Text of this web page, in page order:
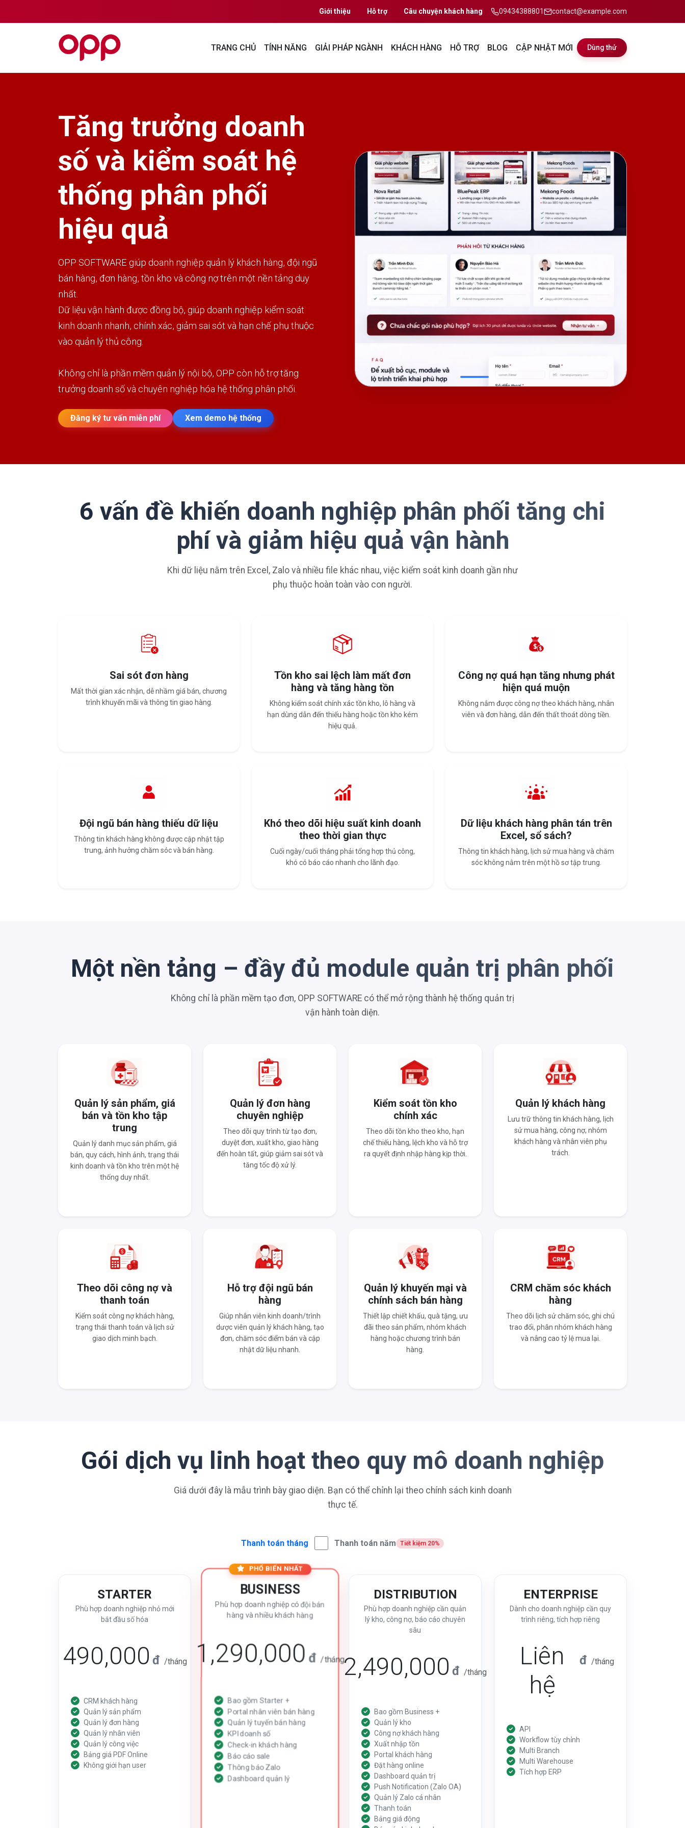
Giới thiệu Hỗ trợ Câu chuyện khách hàng 09434388801 contact@example.com
TRANG CHỦ TÍNH NĂNG GIẢI PHÁP NGÀNH KHÁCH HÀNG HỖ TRỢ BLOG CẬP NHẬT MỚI Dùng thử
Tăng trưởng doanh
số và kiểm soát hệ
thống phân phối
hiệu quả
OPP SOFTWARE giúp doanh nghiệp quản lý khách hàng, đội ngũ
bán hàng, đơn hàng, tồn kho và công nợ trên một nền tảng duy
nhất.
Dữ liệu vận hành được đồng bộ, giúp doanh nghiệp kiểm soát
kinh doanh nhanh, chính xác, giảm sai sót và hạn chế phụ thuộc
vào quản lý thủ công.
Không chỉ là phần mềm quản lý nội bộ, OPP còn hỗ trợ tăng
trưởng doanh số và chuyên nghiệp hóa hệ thống phân phối.
Đăng ký tư vấn miễn phí Xem demo hệ thống
6 vấn đề khiến doanh nghiệp phân phối tăng chi
phí và giảm hiệu quả vận hành
Khi dữ liệu nằm trên Excel, Zalo và nhiều file khác nhau, việc kiểm soát kinh doanh gần như
phụ thuộc hoàn toàn vào con người.
Sai sót đơn hàng
Mất thời gian xác nhận, dễ nhầm giá bán, chương
trình khuyến mãi và thông tin giao hàng.
Tồn kho sai lệch làm mất đơn
hàng và tăng hàng tồn
Không kiểm soát chính xác tồn kho, lô hàng và
hạn dùng dẫn đến thiếu hàng hoặc tồn kho kém
hiệu quả.
Công nợ quá hạn tăng nhưng phát
hiện quá muộn
Không nắm được công nợ theo khách hàng, nhân
viên và đơn hàng, dẫn đến thất thoát dòng tiền.
Đội ngũ bán hàng thiếu dữ liệu
Thông tin khách hàng không được cập nhật tập
trung, ảnh hưởng chăm sóc và bán hàng.
Khó theo dõi hiệu suất kinh doanh
theo thời gian thực
Cuối ngày/cuối tháng phải tổng hợp thủ công,
khó có báo cáo nhanh cho lãnh đạo.
Dữ liệu khách hàng phân tán trên
Excel, sổ sách?
Thông tin khách hàng, lịch sử mua hàng và chăm
sóc không nằm trên một hồ sơ tập trung.
Một nền tảng – đầy đủ module quản trị phân phối
Không chỉ là phần mềm tạo đơn, OPP SOFTWARE có thể mở rộng thành hệ thống quản trị
vận hành toàn diện.
Quản lý sản phẩm, giá
bán và tồn kho tập
trung
Quản lý danh mục sản phẩm, giá
bán, quy cách, hình ảnh, trạng thái
kinh doanh và tồn kho trên một hệ
thống duy nhất.
Quản lý đơn hàng
chuyên nghiệp
Theo dõi quy trình từ tạo đơn,
duyệt đơn, xuất kho, giao hàng
đến hoàn tất, giúp giảm sai sót và
tăng tốc độ xử lý.
Kiểm soát tồn kho
chính xác
Theo dõi tồn kho theo kho, hạn
chế thiếu hàng, lệch kho và hỗ trợ
ra quyết định nhập hàng kịp thời.
Quản lý khách hàng
Lưu trữ thông tin khách hàng, lịch
sử mua hàng, công nợ, nhóm
khách hàng và nhân viên phụ
trách.
Theo dõi công nợ và
thanh toán
Kiểm soát công nợ khách hàng,
trạng thái thanh toán và lịch sử
giao dịch minh bạch.
Hỗ trợ đội ngũ bán
hàng
Giúp nhân viên kinh doanh/trình
dược viên quản lý khách hàng, tạo
đơn, chăm sóc điểm bán và cập
nhật dữ liệu nhanh.
Quản lý khuyến mại và
chính sách bán hàng
Thiết lập chiết khấu, quà tặng, ưu
đãi theo sản phẩm, nhóm khách
hàng hoặc chương trình bán
hàng.
CRM chăm sóc khách
hàng
Theo dõi lịch sử chăm sóc, ghi chú
trao đổi, phân nhóm khách hàng
và nâng cao tỷ lệ mua lại.
Gói dịch vụ linh hoạt theo quy mô doanh nghiệp
Giá dưới đây là mẫu trình bày giao diện. Bạn có thể chỉnh lại theo chính sách kinh doanh
thực tế.
Thanh toán tháng Thanh toán năm Tiết kiệm 20%
STARTER
Phù hợp doanh nghiệp nhỏ mới
bắt đầu số hóa
490,000 đ /tháng
CRM khách hàng
Quản lý sản phẩm
Quản lý đơn hàng
Quản lý nhân viên
Quản lý công việc
Bảng giá PDF Online
Không giới hạn user
PHỔ BIẾN NHẤT
BUSINESS
Phù hợp doanh nghiệp có đội bán
hàng và nhiều khách hàng
1,290,000 đ /tháng
Bao gồm Starter +
Portal nhân viên bán hàng
Quản lý tuyến bán hàng
KPI doanh số
Check-in khách hàng
Báo cáo sale
Thông báo Zalo
Dashboard quản lý
DISTRIBUTION
Phù hợp doanh nghiệp cần quản
lý kho, công nợ, báo cáo chuyên
sâu
2,490,000 đ /tháng
Bao gồm Business +
Quản lý kho
Công nợ khách hàng
Xuất nhập tồn
Portal khách hàng
Đặt hàng online
Dashboard quản trị
Push Notification (Zalo OA)
Quản lý Zalo cá nhân
Thanh toán
Bảng giá động
ENTERPRISE
Dành cho doanh nghiệp cần quy
trình riêng, tích hợp riêng
Liên
hệ
đ /tháng
API
Workflow tùy chỉnh
Multi Branch
Multi Warehouse
Tích hợp ERP